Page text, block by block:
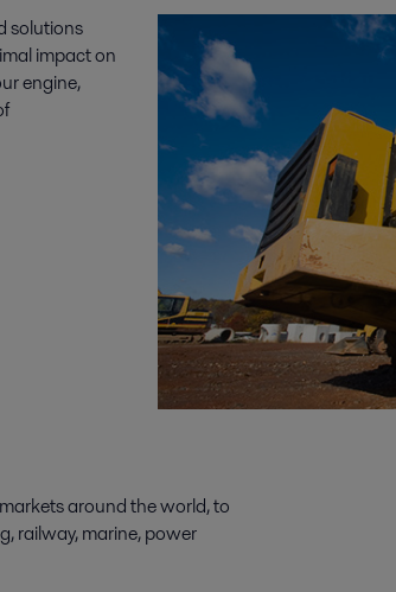
solutions
impact on
engine,
around the world, to
railway, marine, power